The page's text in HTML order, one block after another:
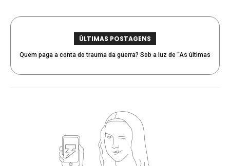
ÚLTIMAS POSTAGENS
Quem paga a conta do trauma da guerra? Sob a luz de “As últimas
Inovação vs Tradição – Quando as Mudanças atingem as Bases da